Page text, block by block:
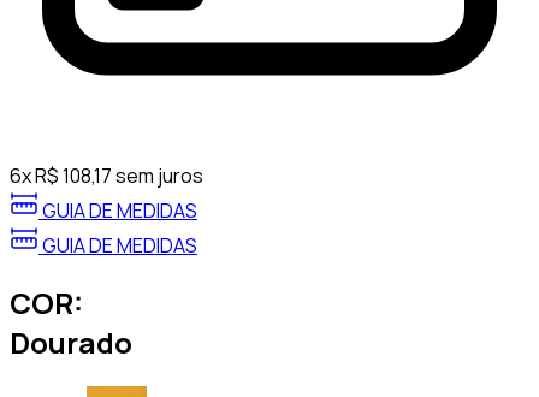
6xR$108,17sem juros
GUIA DE MEDIDAS
GUIA DE MEDIDAS
COR:
Dourado